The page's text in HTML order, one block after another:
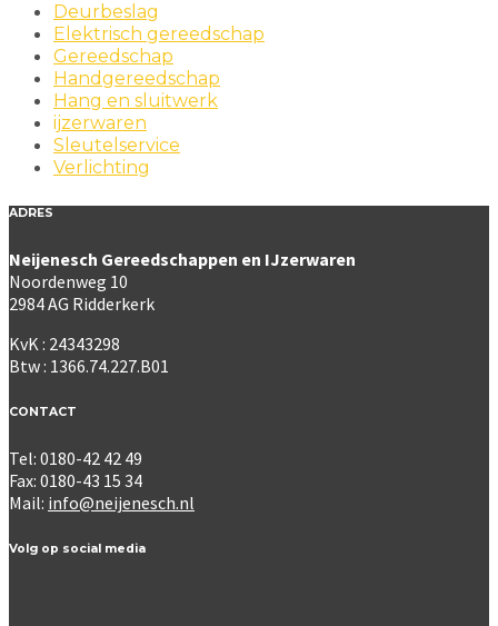
Deurbeslag
Elektrisch gereedschap
Gereedschap
Handgereedschap
Hang en sluitwerk
ijzerwaren
Sleutelservice
Verlichting
ADRES
Neijenesch Gereedschappen en IJzerwaren
Noordenweg 10
2984 AG Ridderkerk
KvK : 24343298
Btw : 1366.74.227.B01
CONTACT
Tel: 0180-42 42 49
Fax: 0180-43 15 34
Mail: info@neijenesch.nl
Volg op social media